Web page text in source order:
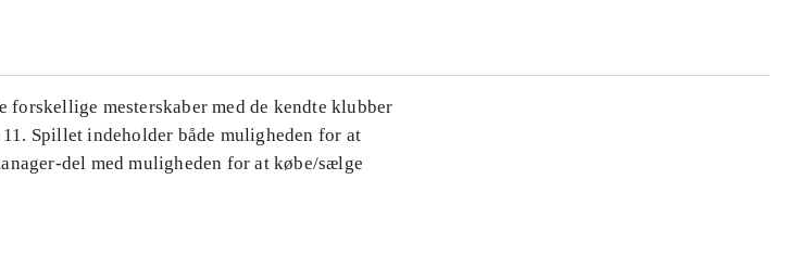
forskellige mesterskaber med de kendte klubber
Spillet indeholder både muligheden for at
del med muligheden for at købe/sælge